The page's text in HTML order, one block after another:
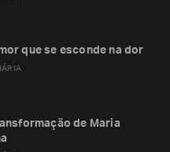
que se esconde na dor
de Maria